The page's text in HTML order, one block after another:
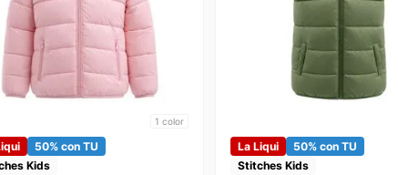
1 color
50% con TU
Kids
La Liqui
50% con TU
Stitches Kids